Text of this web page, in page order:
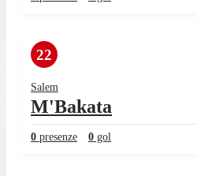
22
Salem
M'Bakata
0 presenze 0 gol